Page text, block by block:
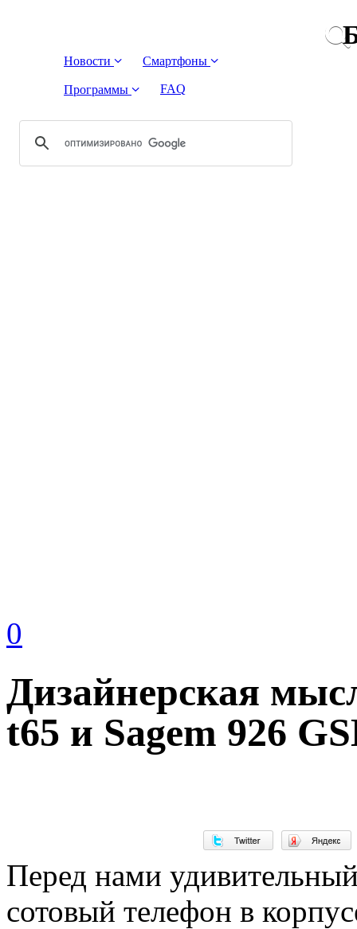
Новости Смартфоны
Программы FAQ
0
Дизайнерская
t65 и Sagem 926
Перед нами
сотовый телефон в